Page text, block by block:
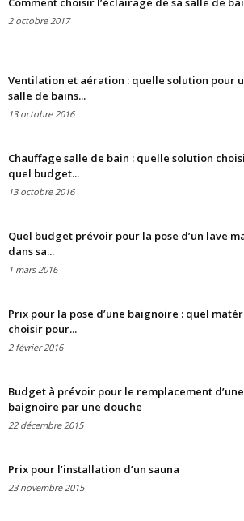
2 octobre 2017
Ventilation et aération : quelle solution pour
salle de bains...
13 octobre 2016
Chauffage salle de bain : quelle solution
quel budget...
13 octobre 2016
Quel budget prévoir pour la pose d’un lave
dans sa...
1 mars 2016
Prix pour la pose d’une baignoire : quel
choisir pour...
2 février 2016
Budget à prévoir pour le remplacement d’une
baignoire par une douche
22 décembre 2015
Prix pour l’installation d’un sauna
23 novembre 2015